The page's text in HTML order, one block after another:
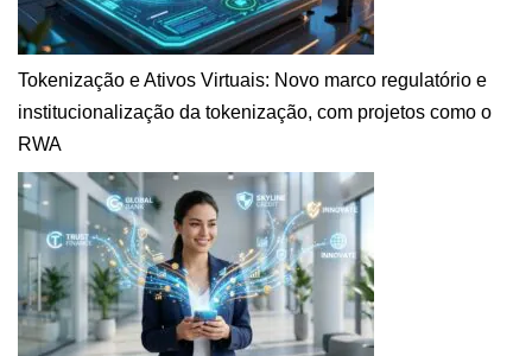
Tokenização e Ativos Virtuais: Novo marco regulatório e
institucionalização da tokenização, com projetos como o
RWA